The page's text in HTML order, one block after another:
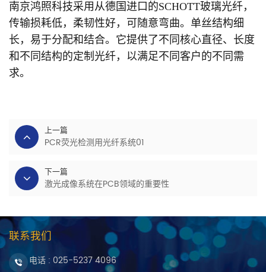
南京鸿照科技采用从德国进口的SCHOTT玻璃光纤，
传输损耗低，柔韧性好，可随意弯曲。单丝结构细
长，易于分配和结合。它提供了不同核心直径、长度
和不同结构的定制光纤，以满足不同客户的不同需
求。
上一篇
PCR荧光检测用光纤系统01
下一篇
激光成像系统在PCB领域的重要性
联系我们
电话 : 025-5237 4096